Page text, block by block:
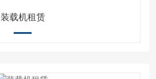
装载机租赁